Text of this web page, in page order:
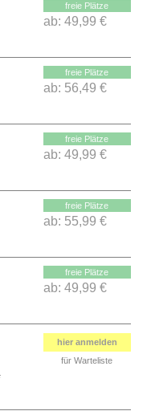
freie Plätze
ab: 49,99 €
freie Plätze
ab: 56,49 €
freie Plätze
ab: 49,99 €
freie Plätze
ab: 55,99 €
freie Plätze
ab: 49,99 €
hier anmelden
für Warteliste